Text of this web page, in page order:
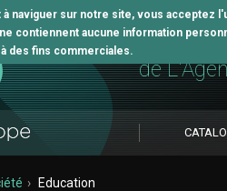
à naviguer sur notre site, vous
contiennent aucune information
à des fins commerciales. L'outil
de
Education